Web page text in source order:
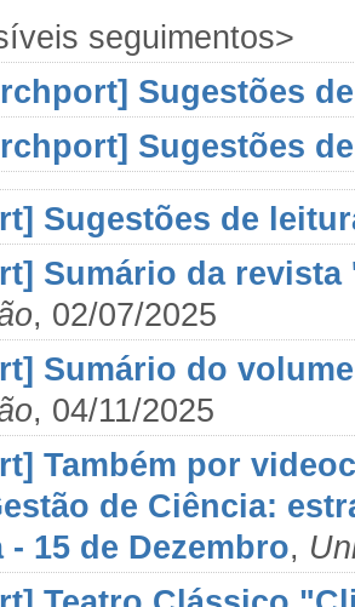
seguimentos>
Sugestões
Sugestões
Sugestões de
Sumário da revista
, 02/07/2025
Sumário do
, 04/11/2025
Também por
de Ciência:
- 15 de Dezembro,